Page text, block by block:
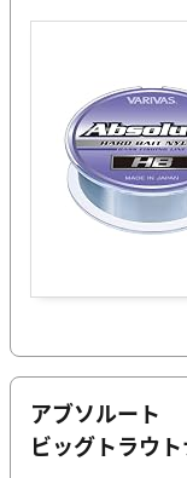
アブソルート
ビッグトラウ